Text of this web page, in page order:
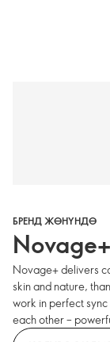
БРЕНД ЖӨНҮНДӨ
Novage+
Novage+ delivers
skin and nature,
work in perfect sync
each other –